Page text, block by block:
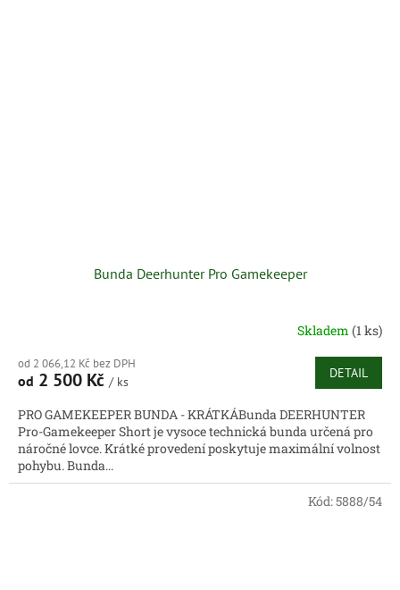
Bunda Deerhunter Pro Gamekeeper
Skladem (1 ks)
od 2 066,12 Kč bez DPH
od 2 500 Kč / ks
DETAIL
PRO GAMEKEEPER BUNDA - KRÁTKÁBunda DEERHUNTER
Pro-Gamekeeper Short je vysoce technická bunda určená pro
náročné lovce. Krátké provedení poskytuje maximální volnost
pohybu. Bunda...
Kód:5888/54